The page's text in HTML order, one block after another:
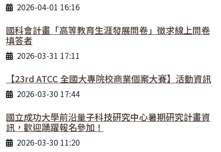
2026-04-01 16:16
國科會計畫「高等教育生涯發展問卷」徵求線上問卷
填答者
2026-03-31 17:11
【23rd ATCC 全國大專院校商業個案大賽】活動資訊
2026-03-30 17:44
國立成功大學前沿量子科技研究中心暑期研究計畫資
訊，歡迎踴躍報名參加！
2026-03-30 11:20